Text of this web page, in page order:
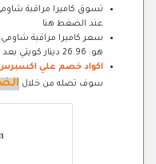
عند الضغط هنا
هو: 26.96 دينار كويتي بعد 45% عروض علي اكسبرس
اكواد خصم علي
سوف تصله من خلال